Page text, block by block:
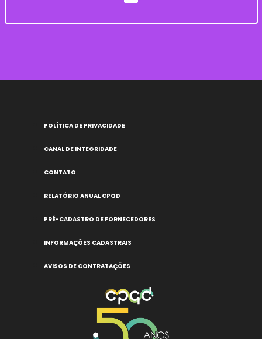
POLÍTICA DE PRIVACIDADE
CANAL DE INTEGRIDADE
CONTATO
RELATÓRIO ANUAL CPQD
PRÉ-CADASTRO DE FORNECEDORES
INFORMAÇÕES CADASTRAIS
AVISOS DE CONTRATAÇÕES